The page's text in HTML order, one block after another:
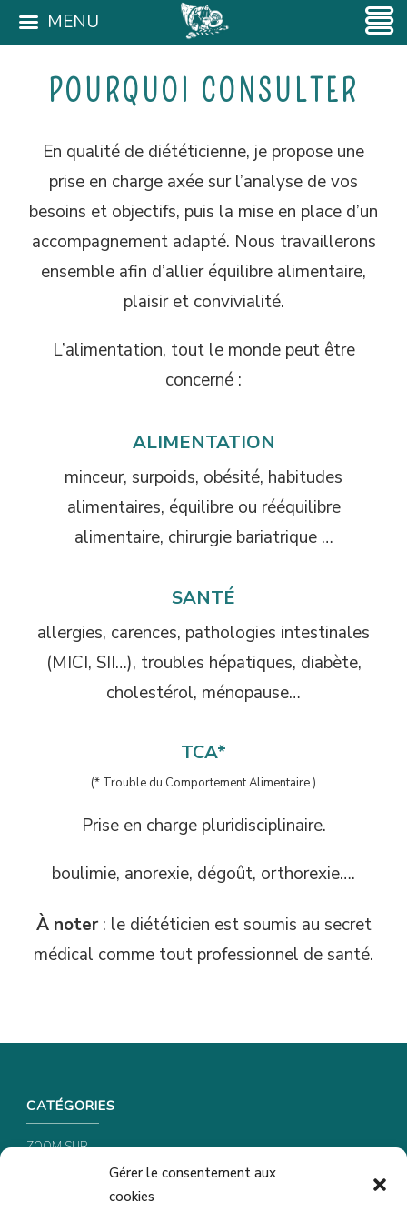
Gérer le consentement aux
cookies
POURQUOI CONSULTER
En qualité de diététicienne, je propose une
prise en charge axée sur l’analyse de vos
besoins et objectifs, puis la mise en place d’un
accompagnement adapté. Nous travaillerons
ensemble afin d’allier équilibre alimentaire,
plaisir et convivialité.
L’alimentation, tout le monde peut être
concerné :
ALIMENTATION
minceur, surpoids, obésité, habitudes
alimentaires, équilibre ou rééquilibre
alimentaire, chirurgie bariatrique …
SANTÉ
allergies, carences, pathologies intestinales
(MICI, SII…), troubles hépatiques, diabète,
cholestérol, ménopause…
TCA*
(* Trouble du Comportement Alimentaire )
Prise en charge pluridisciplinaire.
boulimie, anorexie, dégoût, orthorexie….
À noter: le diététicien est soumis au secret
médical comme tout professionnel de santé.
CATÉGORIES
ZOOM SUR …
CONSEILS & ASTUCES
MENU